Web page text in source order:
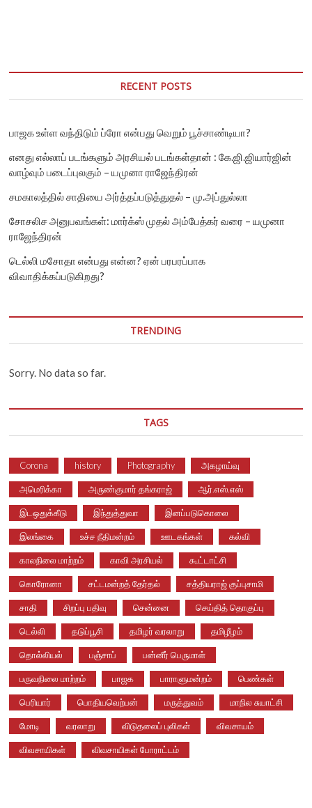
RECENT POSTS
பாஜக உள்ள வந்திடும் ப்ரோ என்பது வெறும் பூச்சாண்டியா?
எனது எல்லாப் படங்களும் அரசியல் படங்கள்தான் : கே.ஜி.ஜியார்ஜின்
வாழ்வும் படைப்புலகும் – யமுனா ராஜேந்திரன்
சமகாலத்தில் சாதியை அர்த்தப்படுத்துதல் – மு.அப்துல்லா
சோசலிச அனுபவங்கள்: மார்க்ஸ் முதல் அம்பேத்கர் வரை – யமுனா
ராஜேந்திரன்
டெல்லி மசோதா என்பது என்ன? ஏன் பரபரப்பாக
விவாதிக்கப்படுகிறது?
TRENDING
Sorry. No data so far.
TAGS
Corona history Photography அகழாய்வு
அமெரிக்கா அருண்குமார் தங்கராஜ் ஆர்.எஸ்.எஸ்
இடஒதுக்கீடு இந்துத்துவா இனப்படுகொலை
இலங்கை உச்ச நீதிமன்றம் ஊடகங்கள் கல்வி
காலநிலை மாற்றம் காவி அரசியல் கூட்டாட்சி
கொரோனா சட்டமன்றத் தேர்தல் சத்தியராஜ் குப்புசாமி
சாதி சிறப்பு பதிவு சென்னை செய்தித் தொகுப்பு
டெல்லி தடுப்பூசி தமிழர் வரலாறு தமிழீழம்
தொல்லியல் பஞ்சாப் பன்னீர் பெருமாள்
பருவநிலை மாற்றம் பாஜக பாராளுமன்றம் பெண்கள்
பெரியார் பொதியவெற்பன் மருத்துவம் மாநில சுயாட்சி
மோடி வரலாறு விடுதலைப் புலிகள் விவசாயம்
விவசாயிகள் விவசாயிகள் போராட்டம்